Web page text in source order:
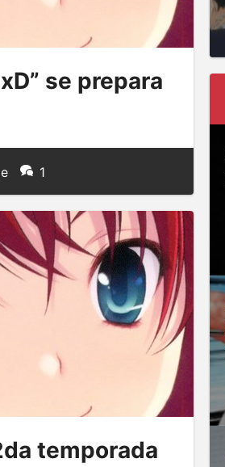
se prepara
1
temporada